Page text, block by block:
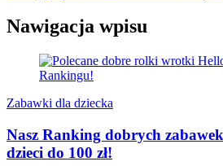
Nawigacja wpisu
Zabawki dla dziecka
Nasz Ranking dobrych
dzieci do 100 zł!